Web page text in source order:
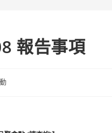
報告事項